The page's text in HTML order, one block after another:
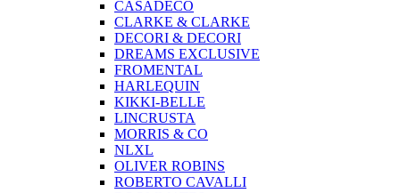
CASADECO
CLARKE & CLARKE
DECORI & DECORI
DREAMS EXCLUSIVE
FROMENTAL
HARLEQUIN
KIKKI-BELLE
LINCRUSTA
MORRIS & CO
NLXL
OLIVER ROBINS
ROBERTO CAVALLI